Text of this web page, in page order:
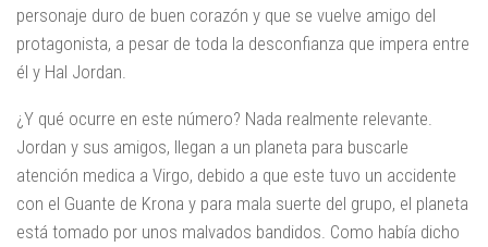
personaje duro de buen corazón y que se vuelve amigo del
protagonista, a pesar de toda la desconfianza que impera entre
él y Hal Jordan.
¿Y qué ocurre en este número? Nada realmente relevante.
Jordan y sus amigos, llegan a un planeta para buscarle
atención medica a Virgo, debido a que este tuvo un accidente
con el Guante de Krona y para mala suerte del grupo, el planeta
está tomado por unos malvados bandidos. Como había dicho